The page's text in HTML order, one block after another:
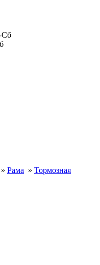
Сб
» Рама » Тормозная